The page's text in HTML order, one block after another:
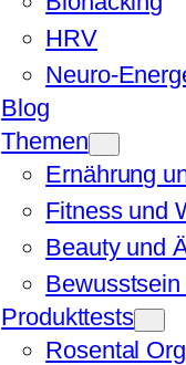
HRV
Neuro-
Blog
Themen
Ernährung
Fitness und
Beauty und
Produkttests
Rosental